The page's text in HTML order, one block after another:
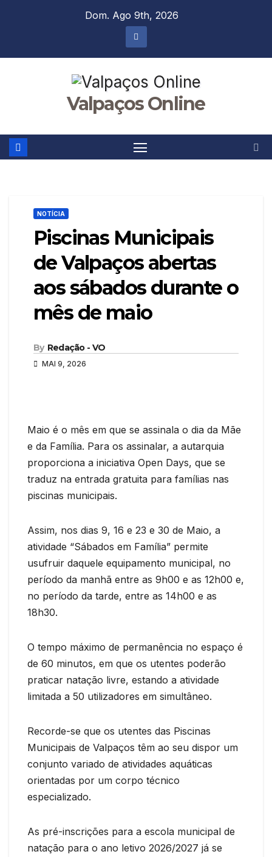
Dom. Ago 9th, 2026
Valpaços Online
NOTÍCIA
Piscinas Municipais
de Valpaços abertas
aos sábados durante o
mês de maio
By Redação - VO
MAI 9, 2026
Maio é o mês em que se assinala o dia da Mãe
e da Família. Para os assinalar, a autarquia
proporciona a iniciativa Open Days, que se
traduz na entrada gratuita para famílias nas
piscinas municipais.
Assim, nos dias 9, 16 e 23 e 30 de Maio, a
atividade “Sábados em Família” permite
usufruir daquele equipamento municipal, no
período da manhã entre as 9h00 e as 12h00 e,
no período da tarde, entre as 14h00 e as
18h30.
O tempo máximo de permanência no espaço é
de 60 minutos, em que os utentes poderão
praticar natação livre, estando a atividade
limitada a 50 utilizadores em simultâneo.
Recorde-se que os utentes das Piscinas
Municipais de Valpaços têm ao seu dispor um
conjunto variado de atividades aquáticas
orientadas por um corpo técnico
especializado.
As pré-inscrições para a escola municipal de
natação para o ano letivo 2026/2027 já se